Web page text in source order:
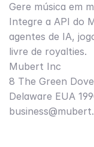
Gere música em
Integre a API do
agentes de IA,
livre de royalties.
Mubert Inc
8 The Green
Delaware EUA